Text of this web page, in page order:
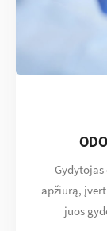
apžiūrą,
juos